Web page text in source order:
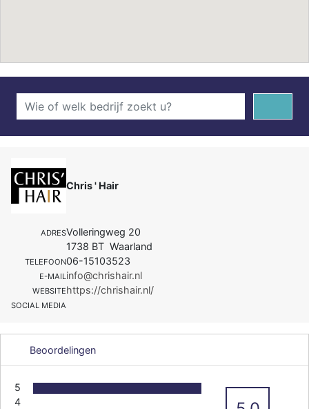
Chris ' Hair
ADRESVolleringweg 20
1738 BT Waarland
TELEFOON06-15103523
E-MAILinfo@chrishair.nl
WEBSITEhttps://chrishair.nl/
SOCIAL MEDIA
Beoordelingen
5
4